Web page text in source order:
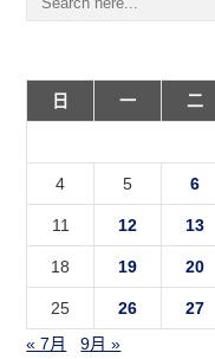
日
一 二
4 5 6
11 12 13
18 19 20
25 26 27
« 7月
9月 »